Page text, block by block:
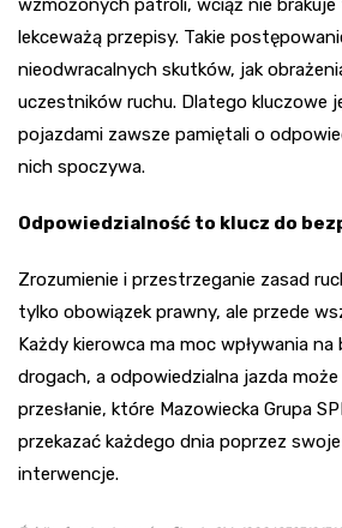
lekceważą przepisy. Takie
nieodwracalnych skutków, jak
uczestników ruchu. Dlatego kluczowe
pojazdami zawsze pamiętali o
nich spoczywa.
Odpowiedzialność to klucz do
Zrozumienie i przestrzeganie zasad
tylko obowiązek prawny, ale przede
Każdy kierowca ma moc wpływania
drogach, a odpowiedzialna jazda
przesłanie, które Mazowiecka Grupa
przekazać każdego dnia poprzez swoje
interwencje.